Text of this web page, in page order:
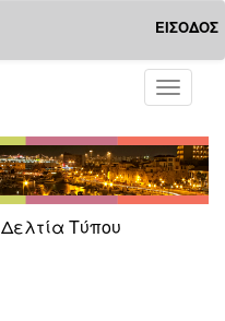
ΕΙΣΟΔΟΣ
Toggle
Δελτία Τύπου